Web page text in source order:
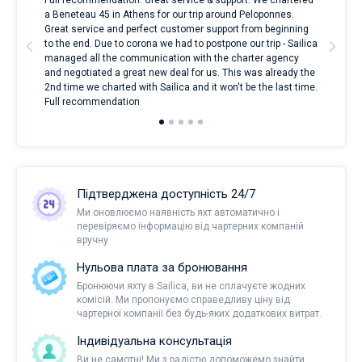
a Beneteau 45 in Athens for our trip around Peloponnes.
Great service and perfect customer support from beginning
to the end. Due to corona we had to postpone our trip - Sailica
managed all the communication with the charter agency
and negotiated a great new deal for us. This was already the
2nd time we charted with Sailica and it won't be the last time.
Full recommendation
Підтверджена доступність 24/7
Ми оновлюємо наявність яхт автоматично і
перевіряємо інформацію від чартерних компаній
вручну
Нульова плата за бронювання
Бронюючи яхту в Sailica, ви не сплачуєте жодних
комісій. Ми пропонуємо справедливу ціну від
чартерної компанії без будь-яких додаткових витрат.
Індивідуальна консультація
Ви не самотні! Ми з радістю допоможемо знайти